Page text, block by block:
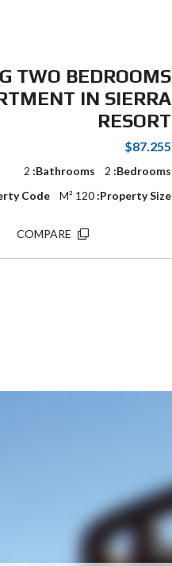
TWO BEDROOMS
IN SIERRA
RESORT
$87.255
Bedrooms:
2
Bathrooms:
2
Property Size:
120 M²
Code: